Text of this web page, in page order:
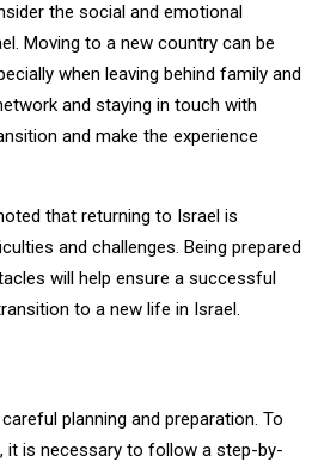
the social and emotional
Moving to a new country can be
when leaving behind family and
and staying in touch with
and make the experience
that returning to Israel is
and challenges. Being prepared
will help ensure a successful
to a new life in Israel.
planning and preparation. To
it is necessary to follow a step-by-